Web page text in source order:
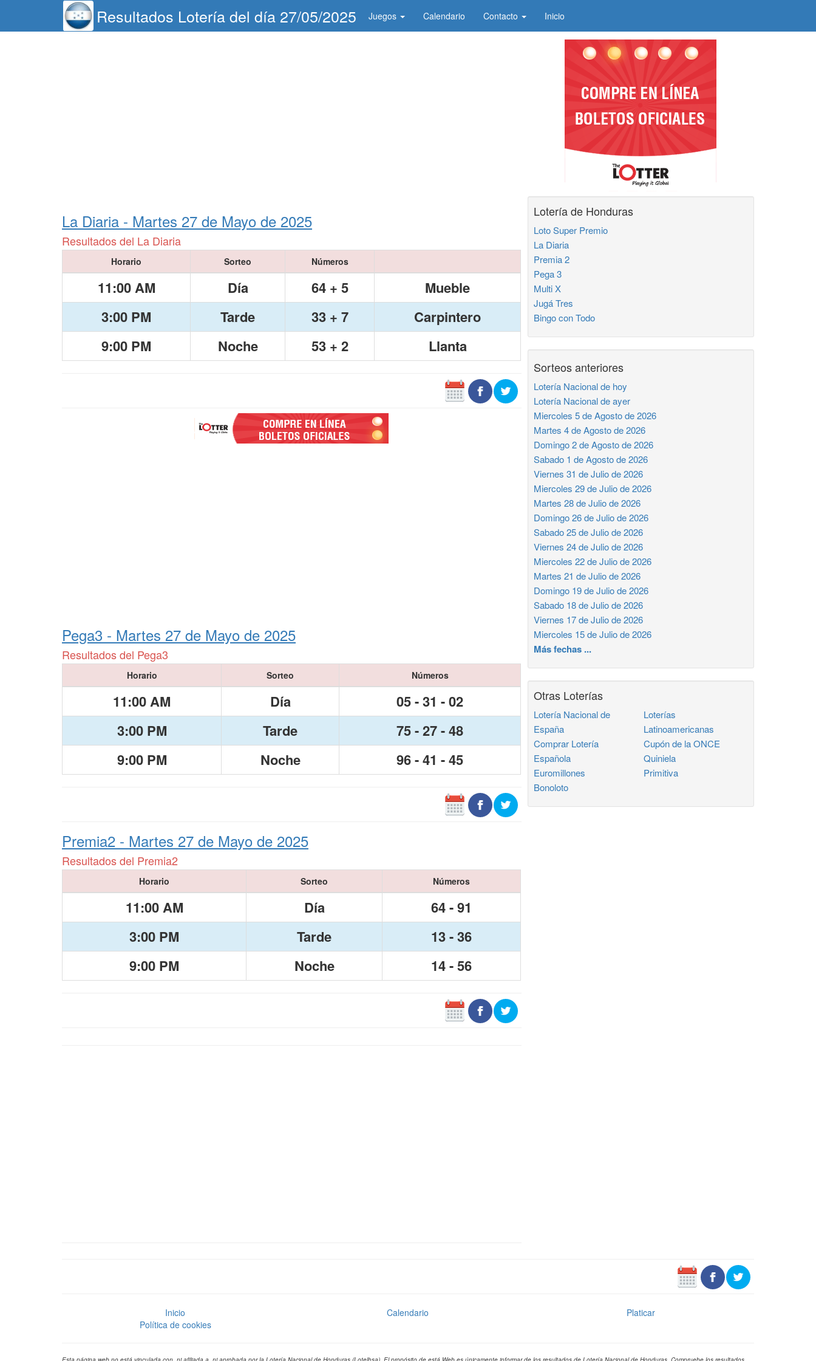
Resultados Lotería del día 27/05/2025 Juegos Calendario Contacto Inicio
La Diaria - Martes 27 de Mayo de 2025
Resultados del La Diaria
Horario Sorteo Números
11:00 AM Día 64 + 5
Mueble
3:00 PM
Tarde 33 + 7
Carpintero
9:00 PM
Noche 53 + 2 Llanta
Pega3 - Martes 27 de Mayo de 2025
Resultados del Pega3
Horario Sorteo Números
11:00 AM Día
05 - 31 - 02
3:00 PM
Tarde
75 - 27 - 48
9:00 PM
Noche 96 - 41 - 45
Premia2 - Martes 27 de Mayo de 2025
Resultados del Premia2
Horario Sorteo Números
11:00 AM Día
64 - 91
3:00 PM
Tarde
13 - 36
9:00 PM
Noche 14 - 56
Lotería de Honduras
Loto Super Premio
La Diaria
Premia 2
Pega 3
Multi X
Jugá Tres
Bingo con Todo
Sorteos anteriores
Lotería Nacional de hoy
Lotería Nacional de ayer
Miercoles 5 de Agosto de 2026
Martes 4 de Agosto de 2026
Domingo 2 de Agosto de 2026
Sabado 1 de Agosto de 2026
Viernes 31 de Julio de 2026
Miercoles 29 de Julio de 2026
Martes 28 de Julio de 2026
Domingo 26 de Julio de 2026
Sabado 25 de Julio de 2026
Viernes 24 de Julio de 2026
Miercoles 22 de Julio de 2026
Martes 21 de Julio de 2026
Domingo 19 de Julio de 2026
Sabado 18 de Julio de 2026
Viernes 17 de Julio de 2026
Miercoles 15 de Julio de 2026
Más fechas ...
Otras Loterías
Lotería Nacional de
España
Comprar Lotería
Española
Euromillones
Bonoloto
Loterías
Latinoamericanas
Cupón de la ONCE
Quiniela
Primitiva
Inicio Calendario
Platicar
Política de cookies